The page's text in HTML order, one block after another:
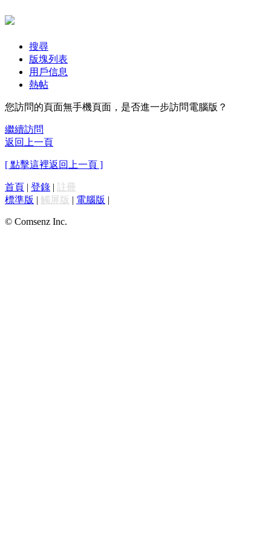
搜尋
版塊列表
用戶信息
熱帖
您訪問的頁面無手機頁面，是否進一步訪問電腦版？
繼續訪問
返回上一頁
[ 點擊這裡返回上一頁 ]
首頁 | 登錄 | 註冊
標準版 | 觸屏版 | 電腦版 |
© Comsenz Inc.